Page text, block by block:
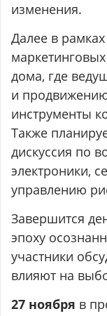
изменения.
Далее в
дома, где
и
инструменты
Также
дискуссия по
электроники,
управлению
Завершится
эпоху
участники
влияют на
27 ноября в